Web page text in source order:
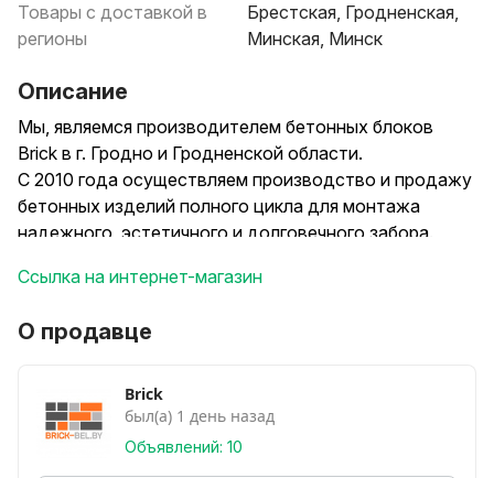
Товары с доставкой в
регионы
Брестская, Гродненская,
Минская, Минск
Описание
Мы, являемся производителем бетонных блоков
Brick в г. Гродно и Гродненской области.
С 2010 года осуществляем производство и продажу
бетонных изделий полного цикла для монтажа
надежного, эстетичного и долговечного забора.
следующие элементы:
- бетонные блоки для столбов и полотна забора;
Богатая цветовая палитра, а также фактура
бетонных блоков «колотый камень» легко впишется
в архитектурный стиль любого дома и даст
неограниченную возможность по выбору заполнения
Ссылка на интернет-магазин
О продавце
Brick
был(а) 1 день назад
Объявлений: 10